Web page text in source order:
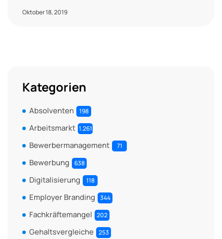
Oktober 18, 2019
Kategorien
Absolventen 198
Arbeitsmarkt 1.261
Bewerbermanagement 71
Bewerbung 638
Digitalisierung 118
Employer Branding 344
Fachkräftemangel 202
Gehaltsvergleiche 253